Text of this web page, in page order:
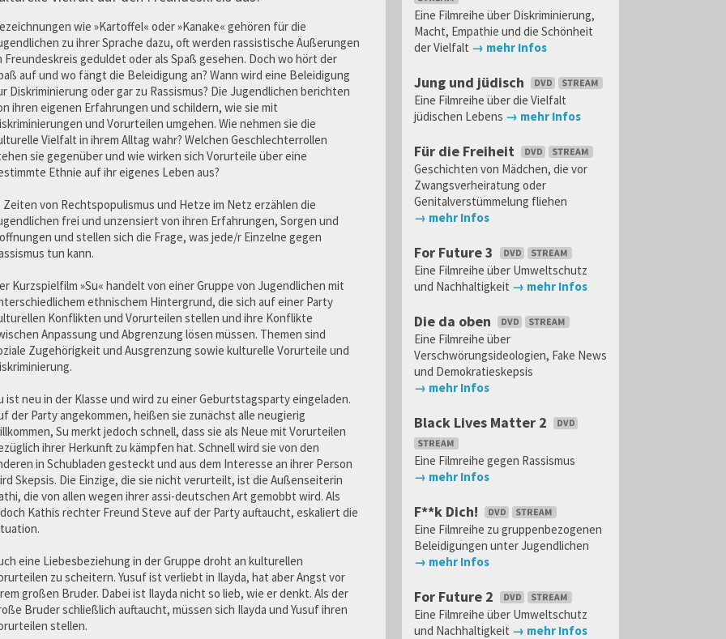
wie »Kartoffel« oder »Kanake« gehören für die
zu ihrer Sprache dazu, oft werden rassistische Äußerungen
Freundeskreis geduldet oder als Spaß gesehen. Doch wo hört der
auf und wo fängt die Beleidigung an? Wann wird eine Beleidigung
Diskriminierung oder gar zu Rassismus? Die Jugendlichen berichten
ihren eigenen Erfahrungen und schildern, wie sie mit
und Vorurteilen umgehen. Wie nehmen sie die
Vielfalt in ihrem Alltag wahr? Welchen Geschlechterrollen
sie gegenüber und wie wirken sich Vorurteile über eine
Ethnie auf ihr eigenes Leben aus?
Zeiten von Rechtspopulismus und Hetze im Netz erzählen die
frei und unzensiert von ihren Erfahrungen, Sorgen und
und stellen sich die Frage, was jede/r Einzelne gegen
tun kann.
Kurzspielfilm »Su« handelt von einer Gruppe von Jugendlichen mit
ethnischem Hintergrund, die sich auf einer Party
Konflikten und Vorurteilen stellen und ihre Konflikte
Anpassung und Abgrenzung lösen müssen. Themen sind
Zugehörigkeit und Ausgrenzung sowie kulturelle Vorurteile und
ist neu in der Klasse und wird zu einer Geburtstagsparty eingeladen.
der Party angekommen, heißen sie zunächst alle neugierig
Su merkt jedoch schnell, dass sie als Neue mit Vorurteilen
ihrer Herkunft zu kämpfen hat. Schnell wird sie von den
in Schubladen gesteckt und aus dem Interesse an ihrer Person
Skepsis. Die Einzige, die sie nicht verurteilt, ist die Außenseiterin
die von allen wegen ihrer assi-deutschen Art gemobbt wird. Als
Kathis rechter Freund Steve auf der Party auftaucht, eskaliert die
eine Liebesbeziehung in der Gruppe droht an kulturellen
zu scheitern. Yusuf ist verliebt in Ilayda, hat aber Angst vor
großen Bruder. Dabei ist Ilayda nicht so lieb, wie er denkt. Als der
Bruder schließlich auftaucht, müssen sich Ilayda und Yusuf ihren
stellen.
Eine Filmreihe über Diskriminierung,
Macht, Empathie und die Schönheit
der Vielfalt → mehr Infos
Jung und jüdisch
Eine Filmreihe über die Vielfalt
jüdischen Lebens → mehr Infos
Für die Freiheit
Geschichten von Mädchen, die vor
Zwangsverheiratung oder
Genitalverstümmelung fliehen
→ mehr Infos
For Future 3
Eine Filmreihe über Umweltschutz
und Nachhaltigkeit → mehr Infos
Die da oben
Eine Filmreihe über
Verschwörungsideologien, Fake News
und Demokratieskepsis
→ mehr Infos
Black Lives Matter 2
Eine Filmreihe gegen Rassismus
→ mehr Infos
F**k Dich!
Eine Filmreihe zu gruppenbezogenen
Beleidigungen unter Jugendlichen
→ mehr Infos
For Future 2
Eine Filmreihe über Umweltschutz
und Nachhaltigkeit → mehr Infos